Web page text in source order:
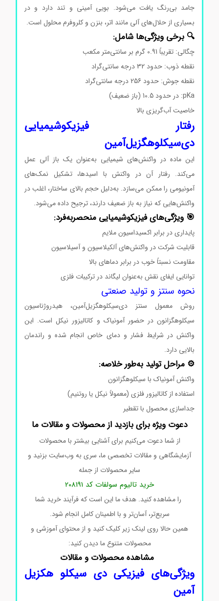
جامد بی‌رنگ یافت می‌شود. بویی آمینی و تند دارد و در
بسیاری از حلال‌های آلی مانند اتر، بنزن و کلروفرم محلول است.
🔍 برخی ویژگی‌ها شامل:
چگالی: تقریباً 0.91 گرم بر سانتی‌متر مکعب
نقطه ذوب: حدود 32 درجه سانتی‌گراد
نقطه جوش: حدود 256 درجه سانتی‌گراد
pKa: در حدود 10.5 (باز ضعیف)
خاصیت آب‌گریزی بالا
رفتار فیزیکوشیمیایی
دی‌سیکلوهگزیل‌آمین
این ماده در واکنش‌های شیمیایی به‌عنوان یک باز آلی عمل
می‌کند. رفتار آن در واکنش با اسیدها، تشکیل نمک‌های
آمونیومی را ممکن می‌سازد. به‌دلیل حجم بالای ساختار، اغلب در
واکنش‌هایی که نیاز به باز ضعیف دارند، ترجیح داده می‌شود.
🎯 ویژگی‌های فیزیکوشیمیایی منحصربه‌فرد:
پایداری در برابر اکسیداسیون ملایم
قابلیت شرکت در واکنش‌های آلکیلاسیون و آسیلاسیون
مقاومت نسبتاً خوب در برابر دماهای بالا
توانایی ایفای نقش به‌عنوان لیگاند در ترکیبات فلزی
نحوه سنتز و تولید صنعتی
روش معمول سنتز دی‌سیکلوهگزیل‌آمین، هیدروژناسیون
سیکلوهگزانون در حضور آمونیاک و کاتالیزور نیکل است. این
واکنش در شرایط فشار و دمای خاص انجام شده و راندمان
بالایی دارد.
⚙️ مراحل تولید به‌طور خلاصه:
واکنش آمونیاک با سیکلوهگزانون
استفاده از کاتالیزور فلزی (معمولاً نیکل یا روتنیم)
جداسازی محصول با تقطیر
دعوت ویژه برای بازدید از محصولات و مقالات ما
از شما دعوت می‌کنیم برای آشنایی بیشتر با محصولات
آزمایشگاهی و مقالات تخصصی ما، سری به وب‌سایت بزنید و
سایر محصولات از جمله
خرید تالیوم سولفات کد 208191
را مشاهده کنید. هدف ما این است که فرآیند خرید شما
سریع‌تر، آسان‌تر و با اطمینان کامل انجام شود.
همین حالا روی لینک زیر کلیک کنید و از محتوای آموزشی و
محصولات متنوع ما دیدن کنید:
مشاهده محصولات و مقالات
ویژگی‌های فیزیکی دی سیکلو هکزیل
آمین